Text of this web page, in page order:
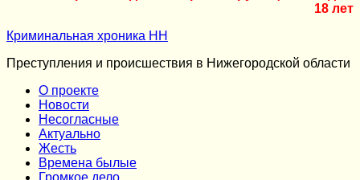
18 лет
Криминальная хроника НН
Преступления и происшествия в Нижегородской области
О проекте
Новости
Несогласные
Актуально
Жесть
Времена былые
Громкое дело